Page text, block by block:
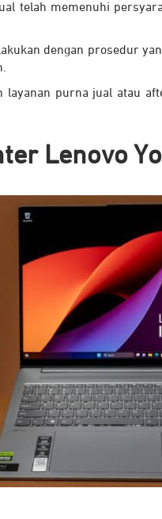
telah memenuhi
dengan prosedur
layanan purna jual atau
Lenovo